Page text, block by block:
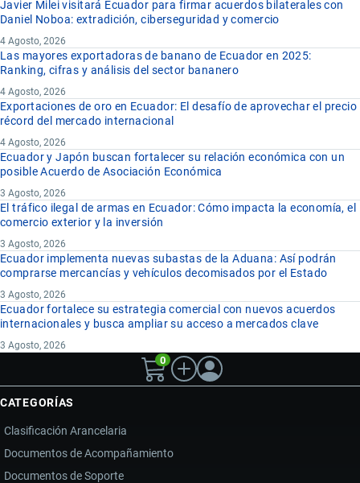
Javier Milei visitará Ecuador para firmar acuerdos bilaterales con
Daniel Noboa: extradición, ciberseguridad y comercio
4 Agosto, 2026
Las mayores exportadoras de banano de Ecuador en 2025:
Ranking, cifras y análisis del sector bananero
4 Agosto, 2026
Exportaciones de oro en Ecuador: El desafío de aprovechar el precio
récord del mercado internacional
4 Agosto, 2026
Ecuador y Japón buscan fortalecer su relación económica con un
posible Acuerdo de Asociación Económica
3 Agosto, 2026
El tráfico ilegal de armas en Ecuador: Cómo impacta la economía, el
comercio exterior y la inversión
3 Agosto, 2026
Ecuador implementa nuevas subastas de la Aduana: Así podrán
comprarse mercancías y vehículos decomisados por el Estado
3 Agosto, 2026
Ecuador fortalece su estrategia comercial con nuevos acuerdos
internacionales y busca ampliar su acceso a mercados clave
3 Agosto, 2026
0
CATEGORÍAS
Clasificación Arancelaria
Documentos de Acompañamiento
Documentos de Soporte